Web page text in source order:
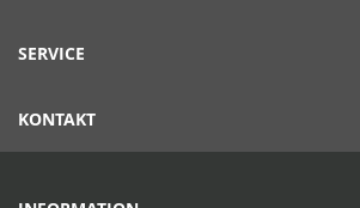
SERVICE
KONTAKT